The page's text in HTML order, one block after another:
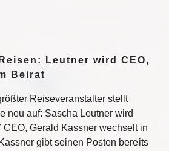
Leutner wird CEO,
Beirat
Reiseveranstalter stellt
neu auf: Sascha Leutner wird
CEO, Gerald Kassner wechselt in
gibt seinen Posten bereits